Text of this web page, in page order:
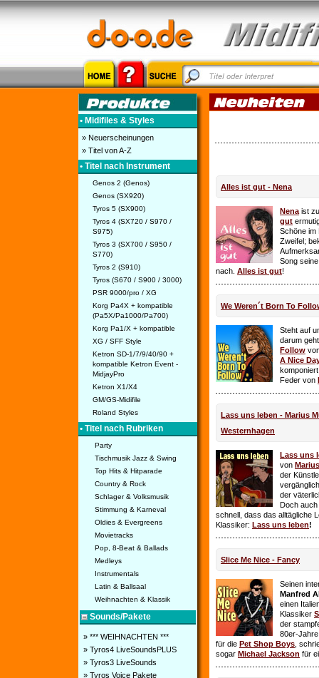
• Midifiles & Styles
» Neuerscheinungen
» Titel von A-Z
• Titel nach Instrument
Genos 2 (Genos)
Genos (SX920)
Tyros 5 (SX900)
Tyros 4 (SX720 / S970 /
S975)
Tyros 3 (SX700 / S950 /
S770)
Tyros 2 (S910)
Tyros (S670 / S900 / 3000)
PSR 9000/pro / XG
Korg Pa4X + kompatible
(Pa5X/Pa1000/Pa700)
Korg Pa1/X + kompatible
XG / SFF Style
Ketron SD-1/7/9/40/90 +
kompatible Ketron Event -
MidjayPro
Ketron X1/X4
GM/GS-Midifile
Roland Styles
• Titel nach Rubriken
Party
Tischmusik Jazz & Swing
Top Hits & Hitparade
Country & Rock
Schlager & Volksmusik
Stimmung & Karneval
Oldies & Evergreens
Movietracks
Pop, 8-Beat & Ballads
Medleys
Instrumentals
Latin & Ballsaal
Weihnachten & Klassik
Sounds/Pakete
» *** WEIHNACHTEN ***
» Tyros4 LiveSoundsPLUS
» Tyros3 LiveSounds
» Tyros Voice Pakete
Alles ist gut - Nena
Nena ist
gut
Schöne im
Zweifel;
Song
nach. Alles ist gut!
We Weren´t Born To
Steht auf
darum
Follow
A Nice
Feder von
Lass uns leben - Marius
Westernhagen
Lass uns
von
der
der
Doch auch
schnell, dass das alltägliche
Klassiker: Lass uns leben!
Slice Me Nice - Fancy
Seinen
Manfred
einen
Klassiker
der
80er-
für die Pet Shop Boys ,
sogar Michael Jackson für